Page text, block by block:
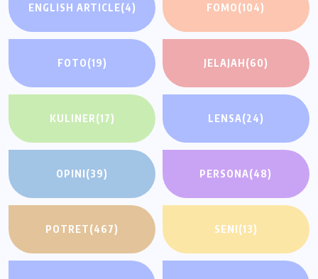
ENGLISH ARTICLE(4) FOMO(104)
FOTO(19) JELAJAH(60)
KULINER(17) LENSA(24)
OPINI(39) PERSONA(48)
POTRET(467) SENI(13)